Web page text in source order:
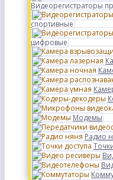
Видеорегистраторы
спортивные
цифровые
Модемы
Радио